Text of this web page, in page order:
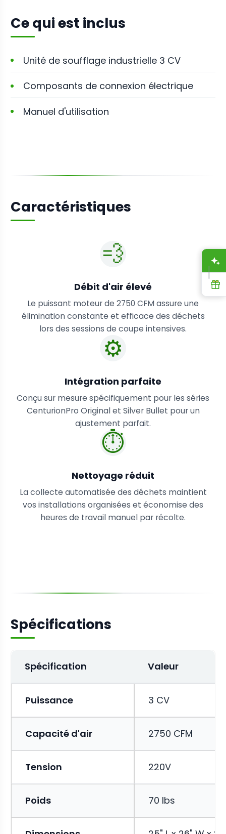
Ce qui est inclus
Unité de soufflage industrielle 3 CV
Composants de connexion électrique
Manuel d'utilisation
Caractéristiques
💨
Débit d'air élevé
Le puissant moteur de 2750 CFM assure une
élimination constante et efficace des déchets
lors des sessions de coupe intensives.
⚙️
Intégration parfaite
Conçu sur mesure spécifiquement pour les séries
CenturionPro Original et Silver Bullet pour un
ajustement parfait.
⏱️
Nettoyage réduit
La collecte automatisée des déchets maintient
vos installations organisées et économise des
heures de travail manuel par récolte.
Spécifications
Spécification Valeur
Puissance 3 CV
Capacité d'air 2750 CFM
Tension 220V
Poids 70 lbs